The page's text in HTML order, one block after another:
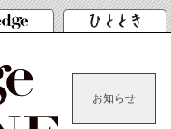
お知らせ